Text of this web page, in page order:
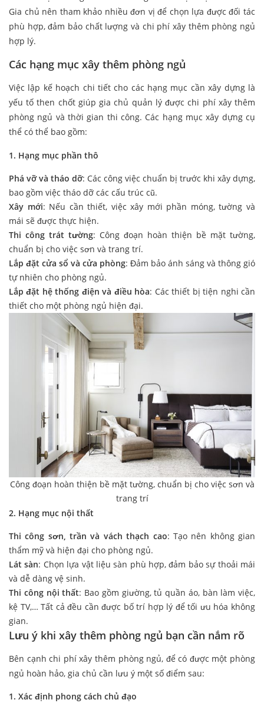
Gia chủ nên tham khảo nhiều đơn vị để chọn lựa được đối tác
phù hợp, đảm bảo chất lượng và chi phí xây thêm phòng ngủ
hợp lý.
Các hạng mục xây thêm phòng ngủ
Việc lập kế hoạch chi tiết cho các hạng mục cần xây dựng là
yếu tố then chốt giúp gia chủ quản lý được chi phí xây thêm
phòng ngủ và thời gian thi công. Các hạng mục xây dựng cụ
thể có thể bao gồm:
1. Hạng mục phần thô
Phá vỡ và tháo dỡ: Các công việc chuẩn bị trước khi xây dựng,
bao gồm việc tháo dỡ các cấu trúc cũ.
Xây mới: Nếu cần thiết, việc xây mới phần móng, tường và
mái sẽ được thực hiện.
Thi công trát tường: Công đoạn hoàn thiện bề mặt tường,
chuẩn bị cho việc sơn và trang trí.
Lắp đặt cửa sổ và cửa phòng: Đảm bảo ánh sáng và thông gió
tự nhiên cho phòng ngủ.
Lắp đặt hệ thống điện và điều hòa: Các thiết bị tiện nghi cần
thiết cho một phòng ngủ hiện đại.
Công đoạn hoàn thiện bề mặt tường, chuẩn bị cho việc sơn và
trang trí
2. Hạng mục nội thất
Thi công sơn, trần và vách thạch cao: Tạo nên không gian
thẩm mỹ và hiện đại cho phòng ngủ.
Lát sàn: Chọn lựa vật liệu sàn phù hợp, đảm bảo sự thoải mái
và dễ dàng vệ sinh.
Thi công nội thất: Bao gồm giường, tủ quần áo, bàn làm việc,
kệ TV,… Tất cả đều cần được bố trí hợp lý để tối ưu hóa không
gian.
Lưu ý khi xây thêm phòng ngủ bạn cần nắm rõ
Bên cạnh chi phí xây thêm phòng ngủ, để có được một phòng
ngủ hoàn hảo, gia chủ cần lưu ý một số điểm sau:
1. Xác định phong cách chủ đạo